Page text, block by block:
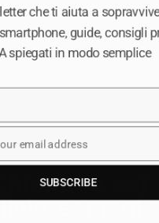
Chiamare col
che ti aiuta a
guide, consigli
spiegati in modo semplice
email address
SUBSCRIBE